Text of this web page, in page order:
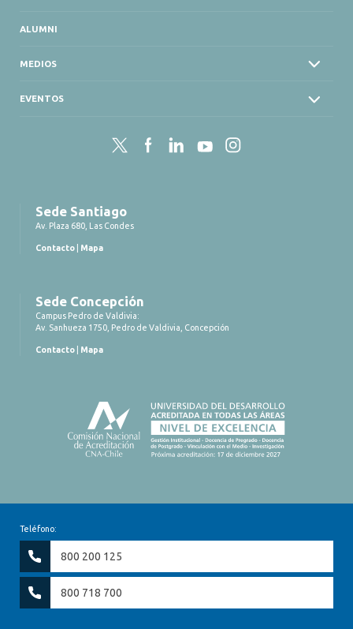
ALUMNI
MEDIOS
EVENTOS
Twitter FacebookLinkedInYouTubeInstagram
Sede Santiago
Av. Plaza 680, Las Condes
Contacto Mapa
Sede Concepción
Campus Pedro de Valdivia:
Av. Sanhueza 1750, Pedro de Valdivia, Concepción
Contacto Mapa
Teléfono:
800 200 125
800 718 700